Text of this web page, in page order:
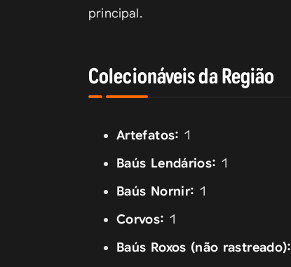
principal.
Colecionáveis da Região
Artefatos: 1
Baús Lendários: 1
Baús Nornir: 1
Corvos: 1
Baús Roxos (não rastreado):